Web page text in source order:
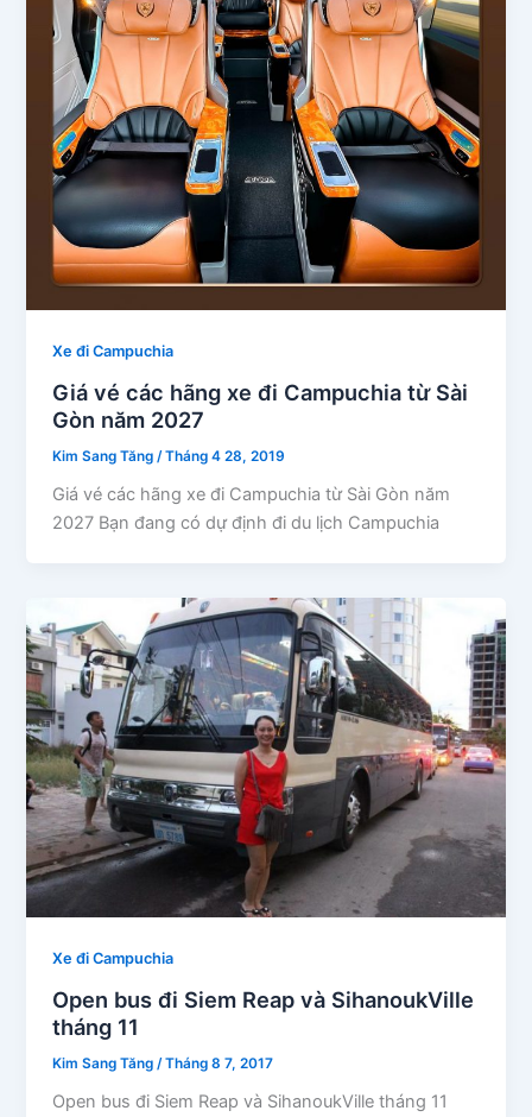
Xe đi Campuchia
Giá vé các hãng xe đi Campuchia từ Sài
Gòn năm 2027
Kim Sang Tăng /Tháng 4 28, 2019
Giá vé các hãng xe đi Campuchia từ Sài Gòn năm
2027 Bạn đang có dự định đi du lịch Campuchia
Xe đi Campuchia
Open bus đi Siem Reap và SihanoukVille
tháng 11
Kim Sang Tăng /Tháng 8 7, 2017
Open bus đi Siem Reap và SihanoukVille tháng 11